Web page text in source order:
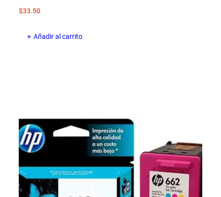
$33.50
Añadir al carrito